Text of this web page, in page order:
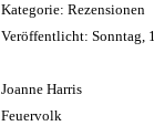
Kategorie: Rezensionen
Veröffentlicht: Sonntag,
Joanne Harris
Feuervolk